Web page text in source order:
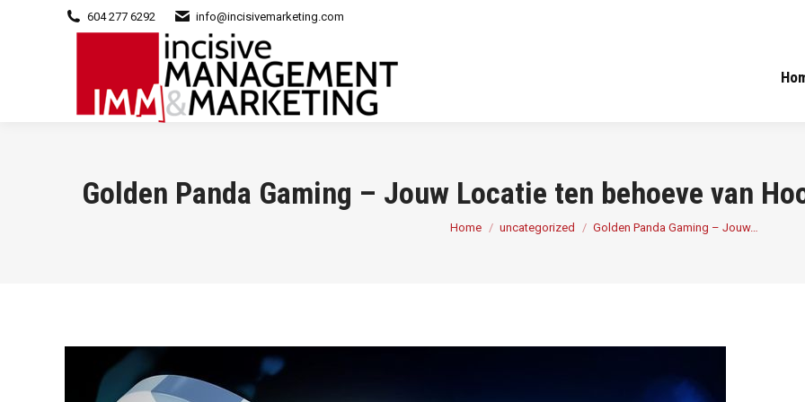
604 277 6292 info@incisivemarketing.com
Golden Panda Gaming – Jouw Locatie ten behoeve van
You are here:
Home uncategorized Golden Panda Gaming – Jouw…